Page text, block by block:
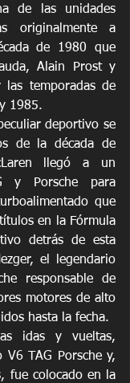
de las unidades
originalmente a
de 1980 que
Alain Prost y
las temporadas de
1985.
deportivo se
de la década de
llegó a un
y Porsche para
que
en la Fórmula
detrás de esta
el legendario
responsable de
motores de alto
hasta la fecha.
idas y vueltas,
TAG Porsche y,
fue colocado en la